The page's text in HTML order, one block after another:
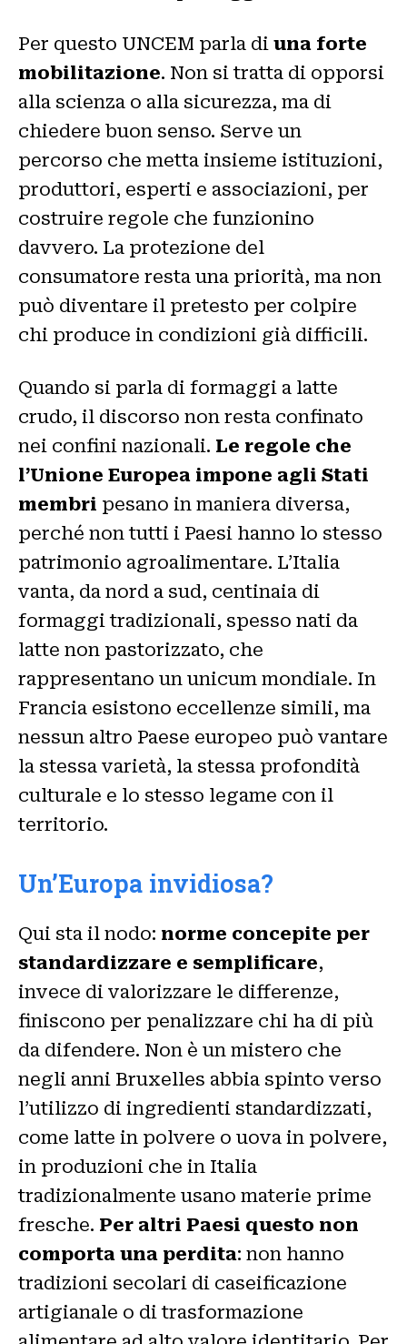
Per questo UNCEM parla di una forte
mobilitazione. Non si tratta di opporsi
alla scienza o alla sicurezza, ma di
chiedere buon senso. Serve un
percorso che metta insieme istituzioni,
produttori, esperti e associazioni, per
costruire regole che funzionino
davvero. La protezione del
consumatore resta una priorità, ma non
può diventare il pretesto per colpire
chi produce in condizioni già difficili.
Quando si parla di formaggi a latte
crudo, il discorso non resta confinato
nei confini nazionali. Le regole che
l’Unione Europea impone agli Stati
membri pesano in maniera diversa,
perché non tutti i Paesi hanno lo stesso
patrimonio agroalimentare. L’Italia
vanta, da nord a sud, centinaia di
formaggi tradizionali, spesso nati da
latte non pastorizzato, che
rappresentano un unicum mondiale. In
Francia esistono eccellenze simili, ma
nessun altro Paese europeo può vantare
la stessa varietà, la stessa profondità
culturale e lo stesso legame con il
territorio.
Un’Europa invidiosa?
Qui sta il nodo: norme concepite per
standardizzare e semplificare,
invece di valorizzare le differenze,
finiscono per penalizzare chi ha di più
da difendere. Non è un mistero che
negli anni Bruxelles abbia spinto verso
l’utilizzo di ingredienti standardizzati,
come latte in polvere o uova in polvere,
in produzioni che in Italia
tradizionalmente usano materie prime
fresche. Per altri Paesi questo non
comporta una perdita: non hanno
tradizioni secolari di caseificazione
artigianale o di trasformazione